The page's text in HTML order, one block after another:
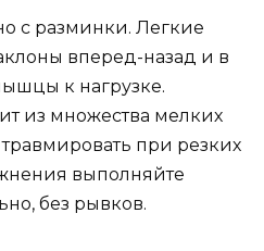
с разминки. Легкие
вперед-назад и в
к нагрузке.
из множества мелких
при резких
выполняйте
без рывков.